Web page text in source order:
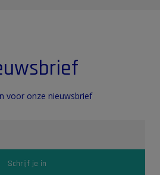
voor onze nieuwsbrief